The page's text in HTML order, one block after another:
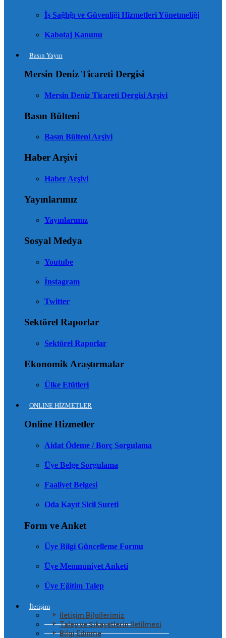
İş Sağlığı ve Güvenliği Hizmetleri Yönetmeliği
Kabotaj Kanunu
Basın Yayın
Mersin Deniz Ticareti Dergisi
Mersin Deniz Ticareti Dergisi Arşivi
Basın Bülteni
Basın Bülteni Arşivi
Haber Arşivi
Haber Arşivi
Yayınlarımız
Yayınlarımız
Sosyal Medya
Youtube
İnstagram
Twitter
Sektörel Raporlar
Sektörel Raporlar
Ekonomik Araştırmalar
Ülke Etütleri
ONLINE HİZMETLER
Online Hizmetler
Aidat Ödeme / Borç Sorgulama
Üye Belge Sorgulama
Faaliyet Belgesi
Oda Kayıt Sicil Sureti
Form ve Anket
Üye Bilgi Güncelleme Formu
Üye Memnuniyet Anketi
Üye Eğitim Talep
İletişim
İletişim Bilgilerimiz
Talep ve Şikayetlerin İletilmesi
Bilgi Edinme